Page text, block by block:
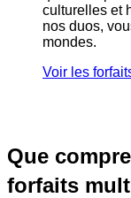
culturelles et
nos duos,
mondes.
Voir les
Que
forfaits